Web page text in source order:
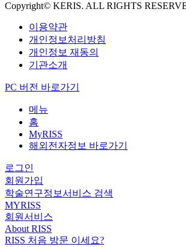
Copyright© KERIS. ALL RIGHTS
이용약관
개인정보처리방침
개인정보 재동의
기관소개
PC 버전 바로가기
메뉴
홈
MyRISS
해외전자정보 바로가기
로그인
회원가입
학술연구정보서비스 검색
MYRISS
회원서비스
About RISS
RISS 처음 방문 이세요?